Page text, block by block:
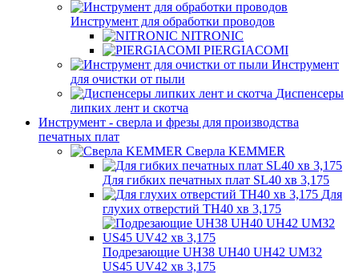
Инструмент для обработки проводов
NITRONIC
PIERGIACOMI
Инструмент
для очистки от пыли
Диспенсеры
липких лент и скотча
Инструмент - сверла и фрезы для производства
печатных плат
Сверла KEMMER
Для гибких печатных плат SL40 хв 3,175
Для
глухих отверстий TH40 хв 3,175
Подрезающие UH38 UH40 UH42 UM32
US45 UV42 хв 3,175